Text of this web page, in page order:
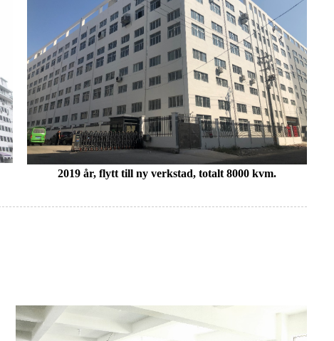
2019 år, flytt till ny verkstad, totalt 8000 kvm.